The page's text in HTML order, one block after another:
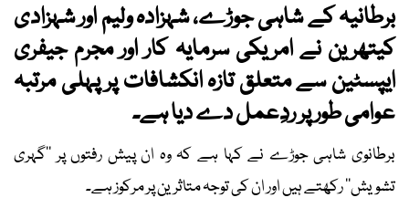
برطانیہ کے شاہی جوڑے، شہزادہ ولیم اور شہزادی
کیتھرین نے امریکی سرمایہ کار اور مجرم جیفری
ایپسٹین سے متعلق تازہ انکشافات پر پہلی مرتبہ
عوامی طور پر ردِعمل دے دیا ہے۔
برطانوی شاہی جوڑے نے کہا ہے کہ وہ ان پیش رفتوں پر ’’گہری
تشویش‘‘ رکھتے ہیں اور ان کی توجہ متاثرین پر مرکوز ہے۔